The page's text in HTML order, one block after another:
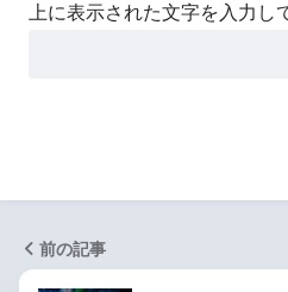
上に表示された文字を入力し
前の記事